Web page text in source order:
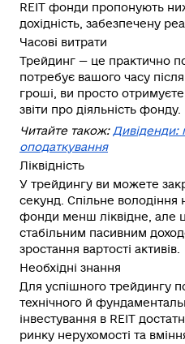
REIT фонди пропонують
дохідність, забезпечену
Часові витрати
Трейдинг — це практично
потребує вашого часу
гроші, ви просто
звіти про діяльність фонду.
Читайте також:Дивіденди:
оподаткування
Ліквідність
У трейдингу ви можете
секунд. Спільне володіння
фонди менш ліквідне, але
стабільним пасивним
зростання вартості активів.
Необхідні знання
Для успішного трейдингу
технічного й
інвестування в REIT
ринку нерухомості та